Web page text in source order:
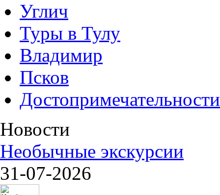
Углич
Туры в Тулу
Владимир
Псков
Достопримечательности
Новости
Необычные экскурсии
31-07-2026